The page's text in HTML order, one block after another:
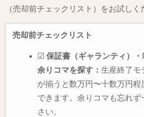
（売却前チェックリスト）をお試しく
売却前チェックリスト
☑ 保証書（ギャランティ）・
余りコマを探す： 生産終了モ
が揃うと数万円〜十数万円程
できます。余りコマも忘れず
さい。